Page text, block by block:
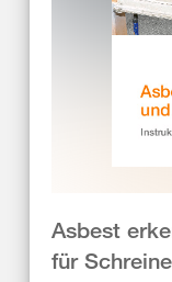
Asbest
für